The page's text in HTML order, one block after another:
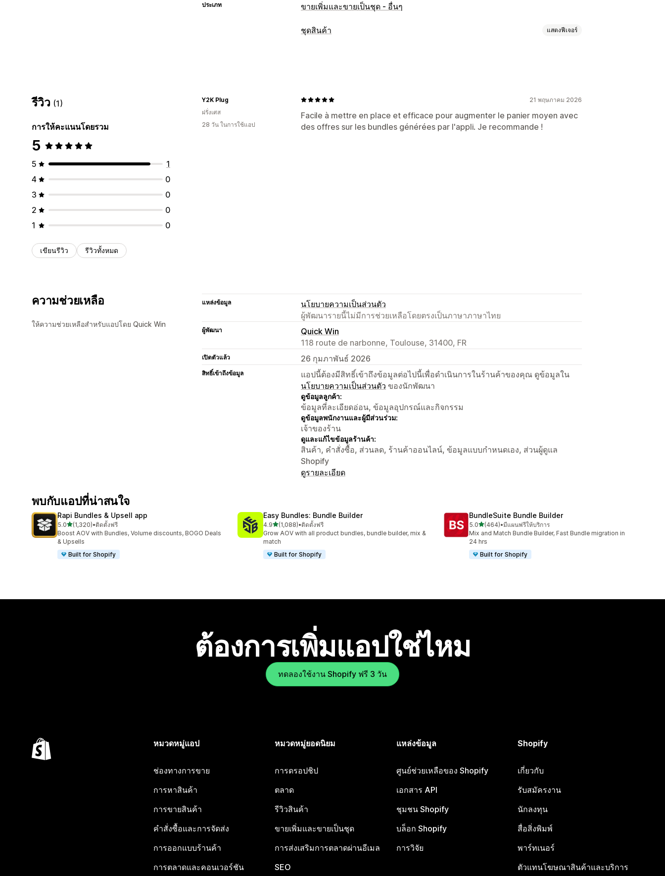
ประเภท ขายเพิ่มและขายเป็นชุด - อื่นๆ
ชุดสินค้า แสดงฟีเจอร์
การกำหนดราคาที่ตั้งได้
ตัวแบ่งปริมาณ เปอร์เซ็นต์ส่วนลด การจัดส่งฟรี BOGO
รีวิว (1)
การให้คะแนนโดยรวม
5
5
1
4
0
3
0
2
0
1
0
เขียนรีวิว รีวิวทั้งหมด
21 พฤษภาคม 2026
Facile à mettre en place et efficace pour augmenter le panier moyen avec
des offres sur les bundles générées par l'appli. Je recommande !
Y2K Plug
ฝรั่งเศส
28 วัน ในการใช้แอป
ความช่วยเหลือ
ให้ความช่วยเหลือสำหรับแอปโดย Quick Win
แหล่งข้อมูล
นโยบายความเป็นส่วนตัว
ผู้พัฒนารายนี้ไม่มีการช่วยเหลือโดยตรงเป็นภาษาภาษาไทย
ผู้พัฒนา
Quick Win
118 route de narbonne, Toulouse, 31400, FR
เปิดตัวแล้ว 26 กุมภาพันธ์ 2026
สิทธิ์เข้าถึงข้อมูล
แอปนี้ต้องมีสิทธิ์เข้าถึงข้อมูลต่อไปนี้เพื่อดำเนินการในร้านค้าของคุณ ดูข้อมูลใน
นโยบายความเป็นส่วนตัว ของนักพัฒนา
ดูข้อมูลลูกค้า:
ข้อมูลที่ละเอียดอ่อน, ข้อมูลอุปกรณ์และกิจกรรม
ดูข้อมูลพนักงานและผู้มีส่วนร่วม:
เจ้าของร้าน
ดูและแก้ไขข้อมูลร้านค้า:
สินค้า, คำสั่งซื้อ, ส่วนลด, ร้านค้าออนไลน์, ข้อมูลแบบกำหนดเอง, ส่วนผู้ดูแล
Shopify
ดูรายละเอียด
พบกับแอปที่น่าสนใจ
Rapi Bundles & Upsell app
5.0เต็ม 5 ดาว
(1,320)
ทั้งหมด 1320 รีวิว
•ติดตั้งฟรี
Boost AOV with Bundles, Volume discounts, BOGO Deals
& Upsells
Built for Shopify
Easy Bundles: Bundle Builder
4.9เต็ม 5 ดาว
(1,088)
ทั้งหมด 1088 รีวิว
•ติดตั้งฟรี
Grow AOV with all product bundles, bundle builder, mix &
match
Built for Shopify
BundleSuite Bundle Builder
5.0เต็ม 5 ดาว
(464)
ทั้งหมด 464 รีวิว
•มีแผนฟรีให้บริการ
Mix and Match Bundle Builder, Fast Bundle migration in
24 hrs
Built for Shopify
ต้องการเพิ่มแอปใช่ไหม
ทดลองใช้งาน Shopify ฟรี 3 วัน
หมวดหมู่แอป
ช่องทางการขาย
การหาสินค้า
การขายสินค้า
คำสั่งซื้อและการจัดส่ง
การออกแบบร้านค้า
การตลาดและคอนเวอร์ชัน
หมวดหมู่ยอดนิยม
การดรอปชิป
ตลาด
รีวิวสินค้า
ขายเพิ่มและขายเป็นชุด
การส่งเสริมการตลาดผ่านอีเมล
SEO
แหล่งข้อมูล
ศูนย์ช่วยเหลือของ Shopify
เอกสาร API
ชุมชน Shopify
บล็อก Shopify
การวิจัย
Shopify
เกี่ยวกับ
รับสมัครงาน
นักลงทุน
สื่อสิ่งพิมพ์
พาร์ทเนอร์
ตัวแทนโฆษณาสินค้าและบริการ